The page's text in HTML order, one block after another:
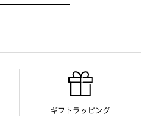
ギフトラッピング